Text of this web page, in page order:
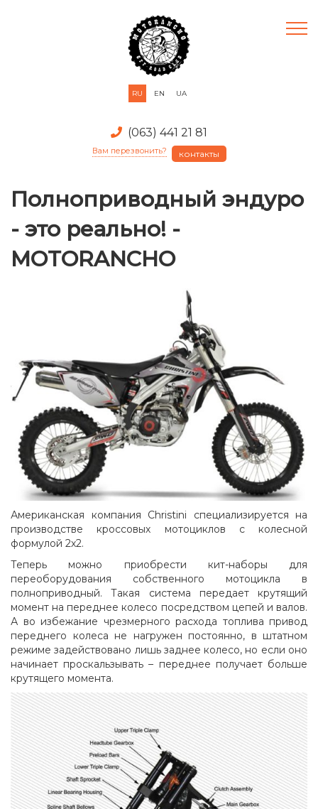
(063) 441 21 81
Вам перезвонить? контакты
RU EN UA
Полноприводный эндуро
- это реально! -
MOTORANCHO
Американская компания Christini специализируется на
производстве кроссовых мотоциклов с колесной
формулой 2х2.
Теперь можно приобрести кит-наборы для
переоборудования собственного мотоцикла в
полноприводный. Такая система передает крутящий
момент на переднее колесо посредством цепей и валов.
А во избежание чрезмерного расхода топлива привод
переднего колеса не нагружен постоянно, в штатном
режиме задействовано лишь заднее колесо, но если оно
начинает проскальзывать – переднее получает больше
крутящего момента.